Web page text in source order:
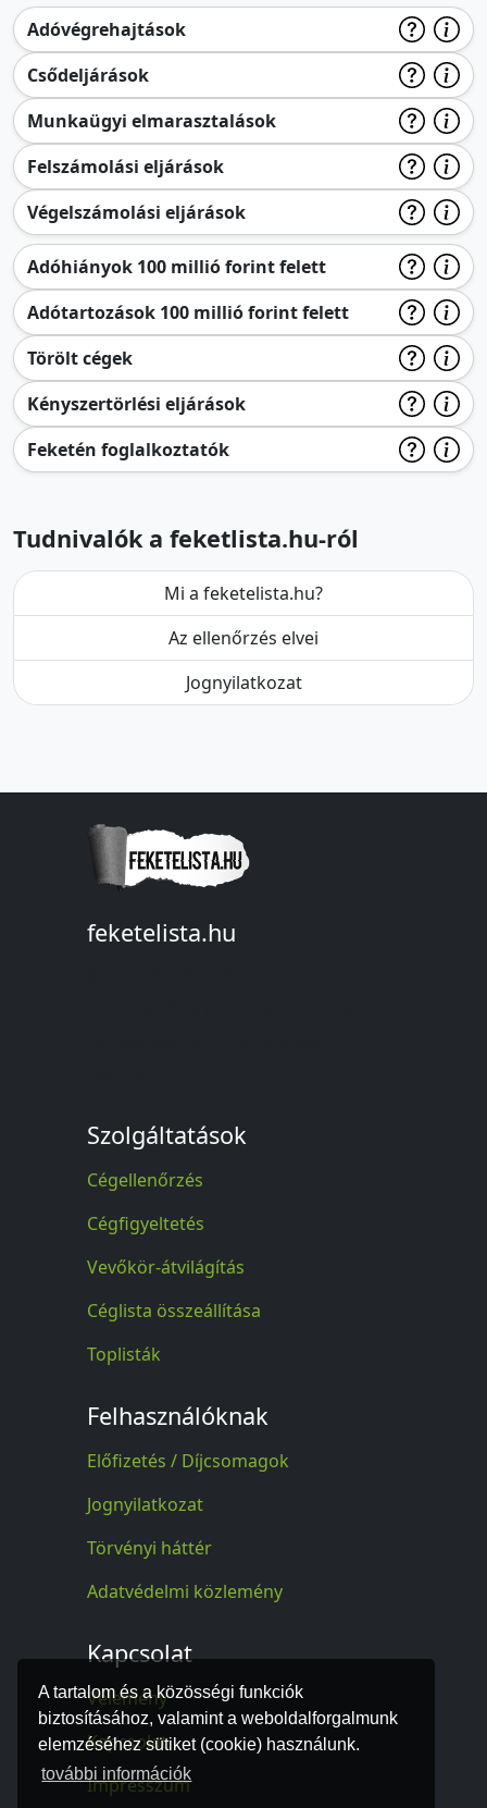
A tartalom és a közösségi funkciók
biztosításához, valamint a weboldalforgalmunk
elemzéséhez sütiket (cookie) használunk.
további információk
Adóvégrehajtások
Csődeljárások
Munkaügyi elmarasztalások
Felszámolási eljárások
Végelszámolási eljárások
Adóhiányok 100 millió forint felett
Adótartozások 100 millió forint felett
Törölt cégek
Kényszertörlési eljárások
Feketén foglalkoztatók
Tudnivalók a feketlista.hu-ról
Mi a feketelista.hu?
Az ellenőrzés elvei
Jognyilatkozat
feketelista.hu
Szolgáltatások
Cégellenőrzés
Cégfigyeltetés
Vevőkör-átvilágítás
Céglista összeállítása
Toplisták
Felhasználóknak
Előfizetés / Díjcsomagok
Jognyilatkozat
Törvényi háttér
Adatvédelmi közlemény
Kapcsolat
Vélemény
Kapcsolat
Impresszum